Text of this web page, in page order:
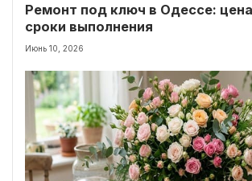
Ремонт под ключ в Одессе:
сроки выполнения
Июнь 10, 2026